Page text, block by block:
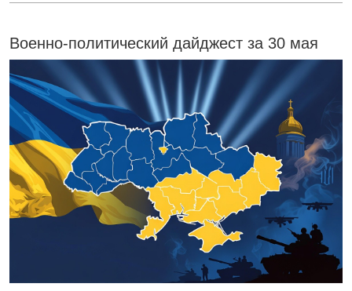
Военно-политический дайджест за 30 мая